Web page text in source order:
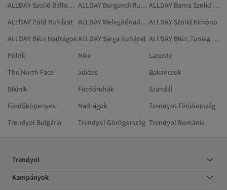
ALLDAY Szolid Ballonkabátok
ALLDAY Burgundi Ruhák
ALLDAY Barna Szolid Kétrészes Szettek
ALLDAY Zöld Ruházat
ALLDAY Melegítőnadrág ALLDAY Szolid Kimono
ALLDAY Bézs NadrágokALLDAY Sárga Ruházat
ALLDAY Blúz, Tunika És Korszázs
Pólók
Nike
Lacoste
The North Face
adidas
Bakancsok
Bikinik
Fürdőruhák
Szandál
Fürdőköpenyek
Nadrágok
Trendyol Törökország
Trendyol Bulgária
Trendyol Görögország Trendyol Románia
Trendyol
Kampányok